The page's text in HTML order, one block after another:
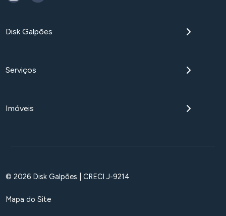
Disk Galpões
Serviços
Imóveis
© 2026 Disk Galpões | CRECI J-9214
Mapa do Site